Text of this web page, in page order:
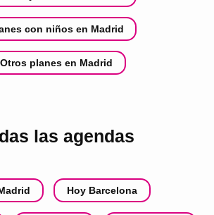
con niños en Madrid
Otros planes en Madrid
las agendas
Hoy Barcelona